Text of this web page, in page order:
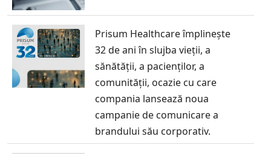
Prisum Healthcare împlinește
32 de ani în slujba vieții, a
sănătății, a pacienților, a
comunității, ocazie cu care
compania lansează noua
campanie de comunicare a
brandului său corporativ.